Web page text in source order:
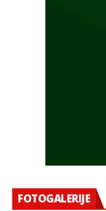
FOTOGALERIJE